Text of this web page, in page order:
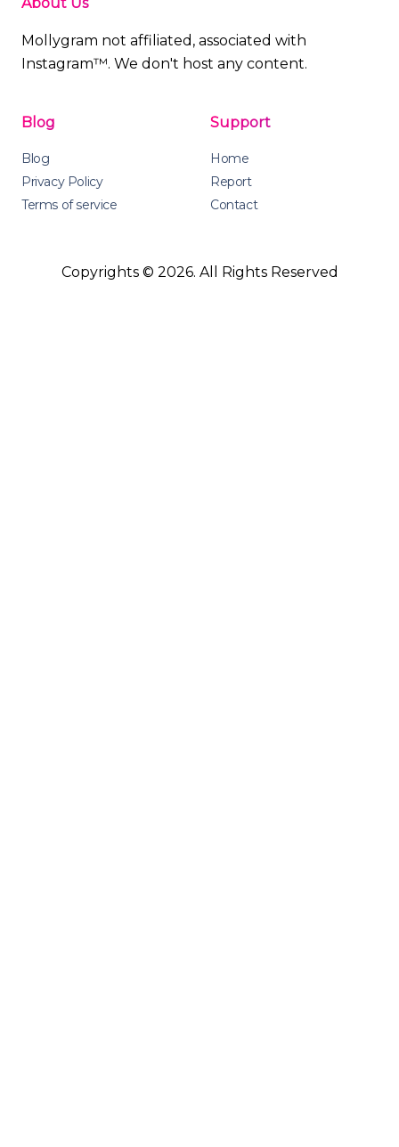
Mollygram not affiliated, associated with
Instagram™. We don't host any content.
Blog
Blog
Privacy Policy
Terms of service
Support
Home
Report
Contact
Copyrights © 2026. All Rights Reserved